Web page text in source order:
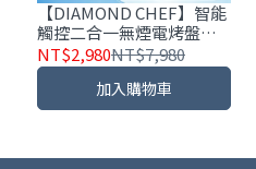
【DIAMOND CHEF】智能
觸控二合一無煙電烤盤｜
低油煙燒烤｜居家烤肉必
備
NT$2,980NT$7,980
加入購物車